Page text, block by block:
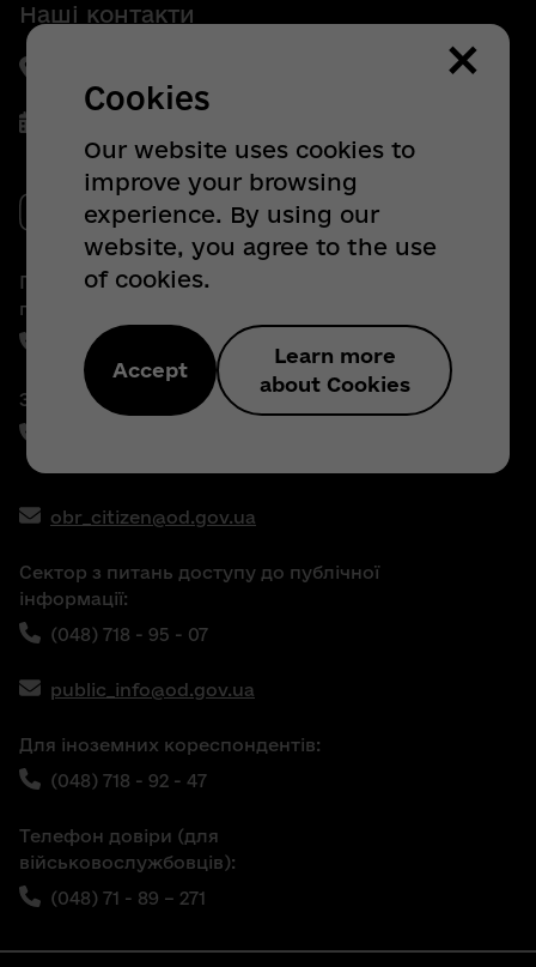
Наші контакти
Пт. з 09.00 до 16.45
Гаряча лінія з питань внутрішньо
переміщених осіб:
+38 (067) 304 - 91 - 95
Звернення громадян:
obr_citizen@od.gov.ua
Сектор з питань доступу до публічної
інформації:
(048) 718 - 95 - 07
public_info@od.gov.ua
Для іноземних кореспондентів:
(048) 718 - 92 - 47
Телефон довіри (для
військовослужбовців):
(048) 71 - 89 – 271
×
Cookies
Our website uses cookies to
improve your browsing
experience. By using our
website, you agree to the use
of cookies.
Accept
Learn more
about Cookies